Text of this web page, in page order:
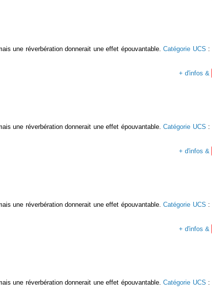
une réverbération donnerait une effet épouvantable.Catégorie UCS :
+ d'infos &
une réverbération donnerait une effet épouvantable.Catégorie UCS :
+ d'infos &
une réverbération donnerait une effet épouvantable.Catégorie UCS :
+ d'infos &
une réverbération donnerait une effet épouvantable.Catégorie UCS :